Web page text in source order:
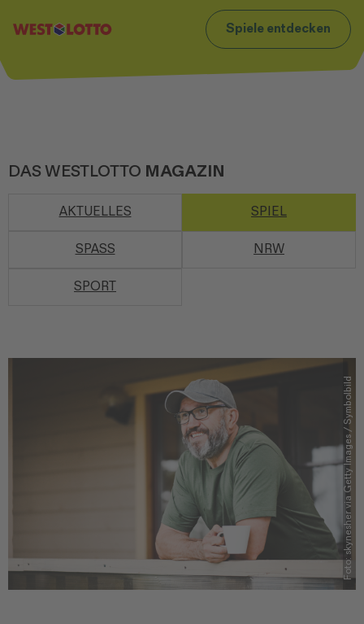
Zum Footer Spiele entdecken
DAS WESTLOTTO MAGAZIN
AKTUELLES SPIEL
SPASS NRW
SPORT
Foto: skynesher via Getty Images / Symbolbild